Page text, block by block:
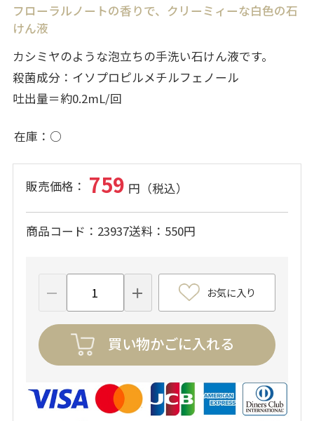
フローラルノートの香りで、クリーミィーな白色の石
けん液
カシミヤのような泡立ちの手洗い石けん液です。
殺菌成分：イソプロピルメチルフェノール
吐出量＝約0.2mL/回
在庫 ○
759
商品コード 23937送料 550円
お気に入り
買い物かごに入れる